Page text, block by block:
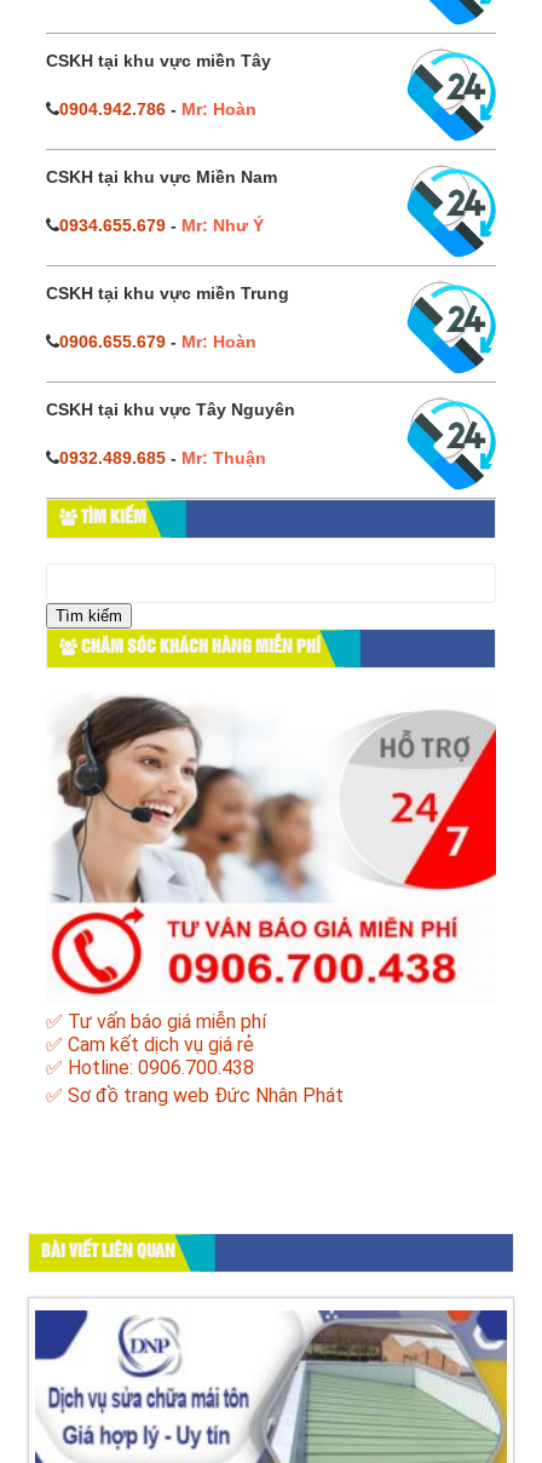
CSKH tại khu vực miền Tây
0904.942.786 - Mr: Hoàn
CSKH tại khu vực Miền Nam
0934.655.679 - Mr: Như Ý
CSKH tại khu vực miền Trung
0906.655.679 - Mr: Hoàn
CSKH tại khu vực Tây Nguyên
0932.489.685 - Mr: Thuận
TÌM KIẾM
cho:
CHĂM SÓC KHÁCH HÀNG MIỄN PHÍ
✅ Tư vấn báo giá miễn phí
✅ Cam kết dịch vụ giá rẻ
✅ Hotline: 0906.700.438
✅ Sơ đồ trang web Đức Nhân Phát
BÀI VIẾT LIÊN QUAN